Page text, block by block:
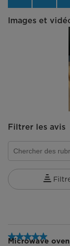
Images et
Filtrer les avis
Zone de recherche de sujet et d'avis
7
commentaire.
5 étoile(s) sur 5.
Microwave oven